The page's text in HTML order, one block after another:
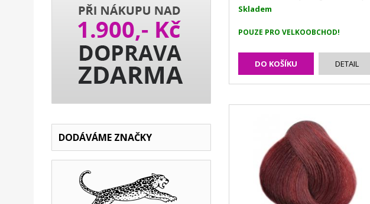
DODÁVÁME ZNAČKY
Skladem
POUZE PRO VELKOOBCHOD!
DO KOŠÍKU DETAIL